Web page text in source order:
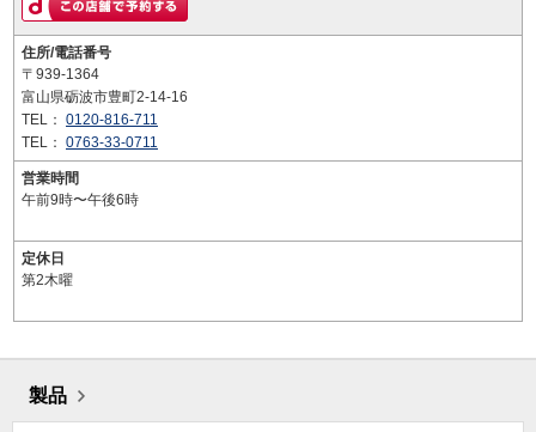
住所/電話番号
〒939-1364
富山県砺波市豊町2-14-16
TEL： 0120-816-711
TEL： 0763-33-0711
営業時間
午前9時〜午後6時
定休日
第2木曜
製品